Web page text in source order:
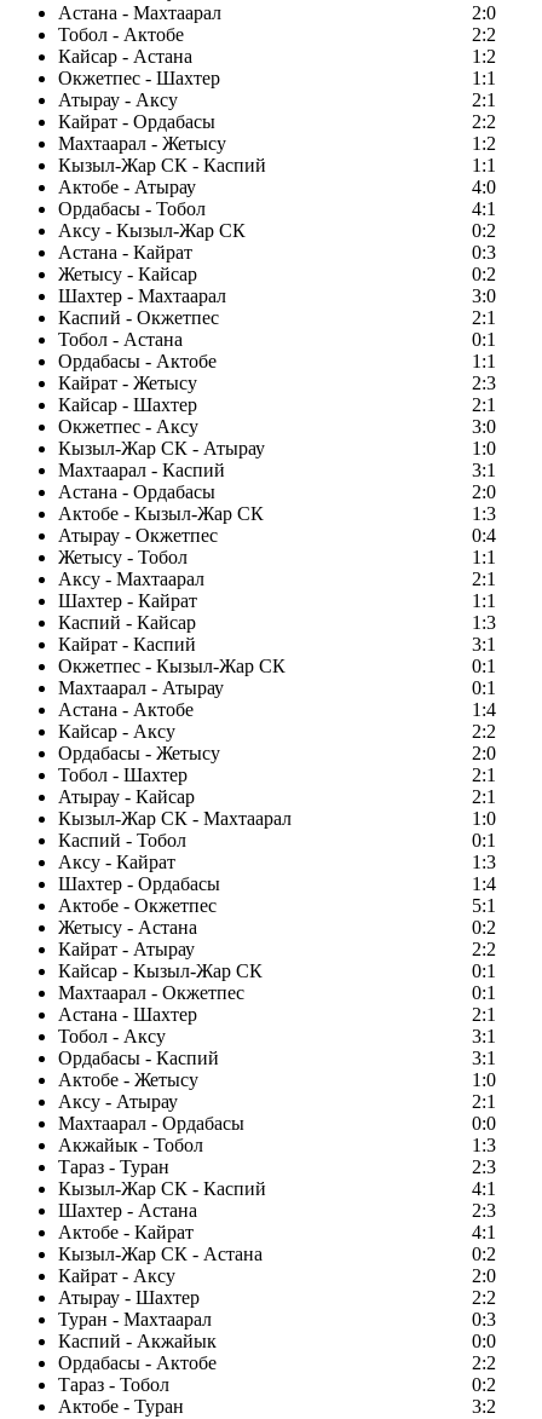
Астана - Махтаарал
2:0
Тобол - Актобе
2:2
Кайсар - Астана
1:2
Окжетпес - Шахтер
1:1
Атырау - Аксу
2:1
Кайрат - Ордабасы
2:2
Махтаарал - Жетысу
1:2
Кызыл-Жар СК - Каспий
1:1
Актобе - Атырау
4:0
Ордабасы - Тобол
4:1
Аксу - Кызыл-Жар СК
0:2
Астана - Кайрат
0:3
Жетысу - Кайсар
0:2
Шахтер - Махтаарал
3:0
Каспий - Окжетпес
2:1
Тобол - Астана
0:1
Ордабасы - Актобе
1:1
Кайрат - Жетысу
2:3
Кайсар - Шахтер
2:1
Окжетпес - Аксу
3:0
Кызыл-Жар СК - Атырау
1:0
Махтаарал - Каспий
3:1
Астана - Ордабасы
2:0
Актобе - Кызыл-Жар СК
1:3
Атырау - Окжетпес
0:4
Жетысу - Тобол
1:1
Аксу - Махтаарал
2:1
Шахтер - Кайрат
1:1
Каспий - Кайсар
1:3
Кайрат - Каспий
3:1
Окжетпес - Кызыл-Жар СК
0:1
Махтаарал - Атырау
0:1
Астана - Актобе
1:4
Кайсар - Аксу
2:2
Ордабасы - Жетысу
2:0
Тобол - Шахтер
2:1
Атырау - Кайсар
2:1
Кызыл-Жар СК - Махтаарал
1:0
Каспий - Тобол
0:1
Аксу - Кайрат
1:3
Шахтер - Ордабасы
1:4
Актобе - Окжетпес
5:1
Жетысу - Астана
0:2
Кайрат - Атырау
2:2
Кайсар - Кызыл-Жар СК
0:1
Махтаарал - Окжетпес
0:1
Астана - Шахтер
2:1
Тобол - Аксу
3:1
Ордабасы - Каспий
3:1
Актобе - Жетысу
1:0
Аксу - Атырау
2:1
Махтаарал - Ордабасы
0:0
Акжайык - Тобол
1:3
Тараз - Туран
2:3
Кызыл-Жар СК - Каспий
4:1
Шахтер - Астана
2:3
Актобе - Кайрат
4:1
Кызыл-Жар СК - Астана
0:2
Кайрат - Аксу
2:0
Атырау - Шахтер
2:2
Туран - Махтаарал
0:3
Каспий - Акжайык
0:0
Ордабасы - Актобе
2:2
Тараз - Тобол
0:2
Актобе - Туран
3:2